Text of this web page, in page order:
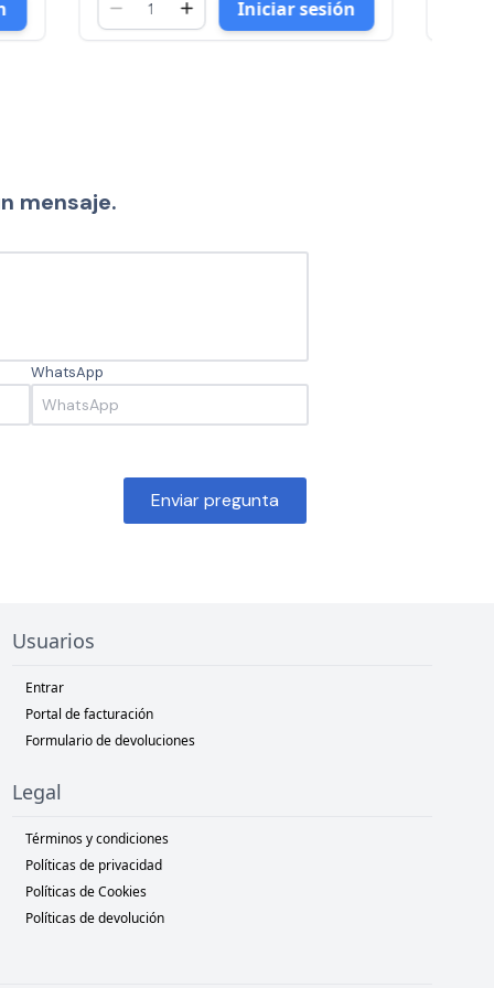
Iniciar sesión
mensaje.
WhatsApp
Enviar pregunta
Usuarios
Entrar
Portal de facturación
Formulario de devoluciones
Legal
Términos y condiciones
Políticas de privacidad
Políticas de Cookies
Políticas de devolución